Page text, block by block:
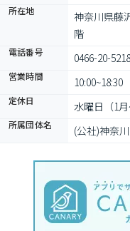
所在地
神奈川県藤
階
電話番号 0466-20-5218
営業時間 10:00~18:30
定休日 水曜日（1月
所属団体名 (公社)神奈